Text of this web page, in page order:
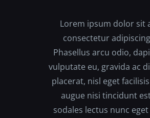
Lorem ipsum dolor sit
consectetur
Phasellus arcu odio,
vulputate eu, gravida ac
placerat, nisl eget
augue nisi tincidunt
sodales lectus nunc